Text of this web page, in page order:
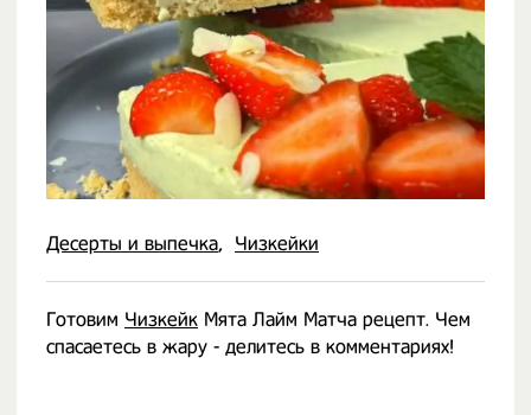
Десерты и выпечка Чизкейки
Готовим Чизкейк Мята Лайм Матча рецепт. Чем
спасаетесь в жару - делитесь в комментариях!